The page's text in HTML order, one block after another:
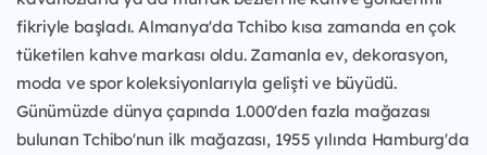
fikriyle başladı. Almanya'da Tchibo kısa zamanda en çok
tüketilen kahve markası oldu. Zamanla ev, dekorasyon,
moda ve spor koleksiyonlarıyla gelişti ve büyüdü.
Günümüzde dünya çapında 1.000'den fazla mağazası
bulunan Tchibo'nun ilk mağazası, 1955 yılında Hamburg'da